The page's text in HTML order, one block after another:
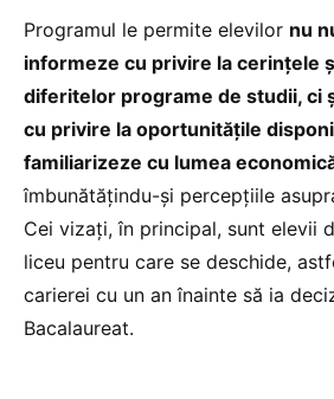
Programul le permite elevilor nu
informeze cu privire la cerințele
diferitelor programe de studii, ci
cu privire la oportunitățile
familiarizeze cu lumea
îmbunătățindu-și percepțiile
Cei vizați, în principal, sunt elevii
liceu pentru care se deschide,
carierei cu un an înainte să ia
Bacalaureat.